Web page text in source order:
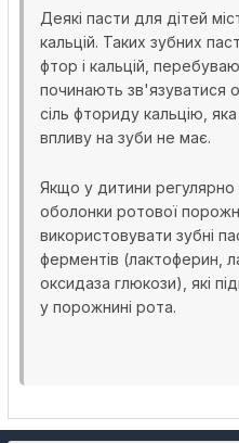
Деякі пасти для дітей
кальцій. Таких зубних
фтор і кальцій,
починають зв'язуватися
сіль фториду кальцію,
впливу на зуби не має.
Якщо у дитини регулярно
оболонки ротової
використовувати зубні
ферментів (лактоферин,
оксидаза глюкози), які
у порожнині рота.